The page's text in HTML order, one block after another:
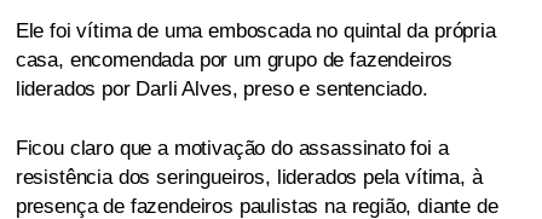
Ele foi vítima de uma emboscada no quintal da própria
casa, encomendada por um grupo de fazendeiros
liderados por Darli Alves, preso e sentenciado.
Ficou claro que a motivação do assassinato foi a
resistência dos seringueiros, liderados pela vítima, à
presença de fazendeiros paulistas na região, diante de